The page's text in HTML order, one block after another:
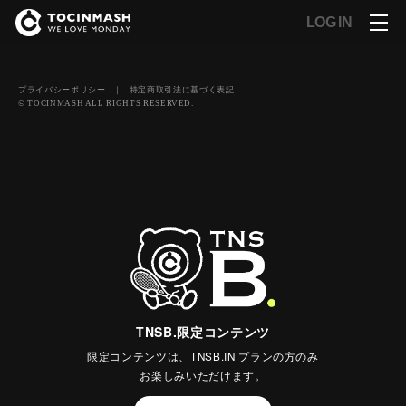
LOG IN
TNSB.限定コンテンツ
限定コンテンツは、TNSB.IN プランの方のみ
お楽しみいただけます。
プライバシーポリシー ｜ 特定商取引法に基づく表記
© TOCINMASH ALL RIGHTS RESERVED.